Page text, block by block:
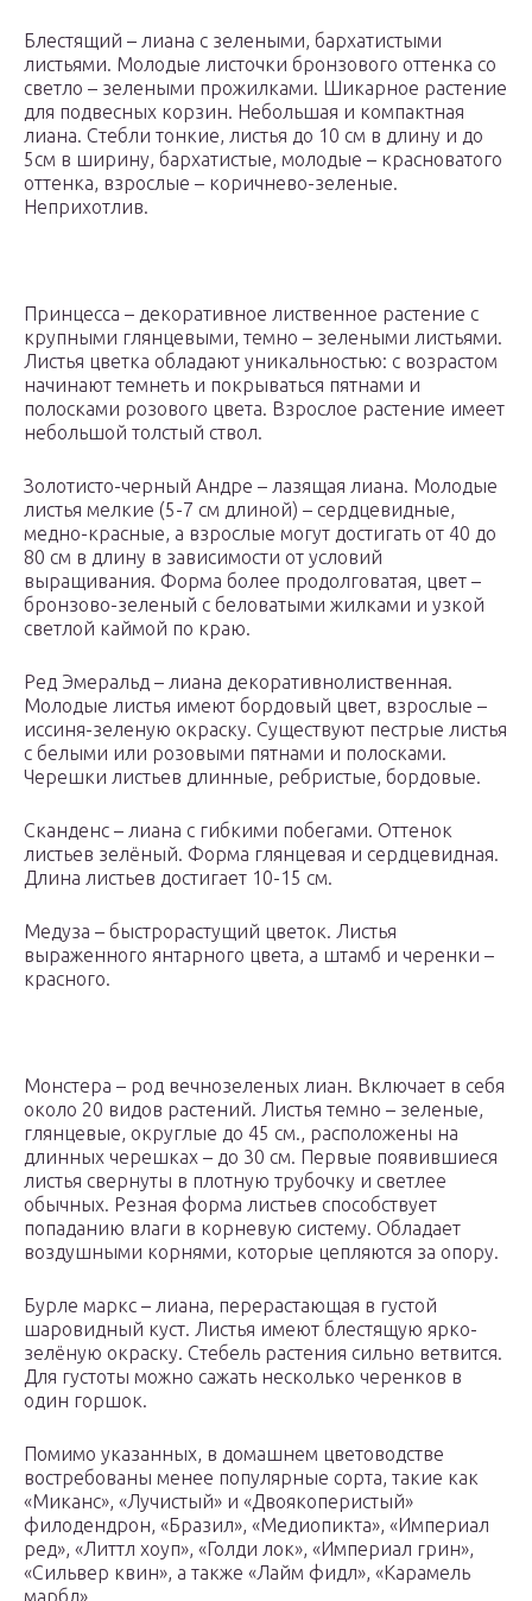
Блестящий – лиана с зелеными, бархатистыми
листьями. Молодые листочки бронзового оттенка со
светло – зелеными прожилками. Шикарное растение
для подвесных корзин. Небольшая и компактная
лиана. Стебли тонкие, листья до 10 см в длину и до
5см в ширину, бархатистые, молодые – красноватого
оттенка, взрослые – коричнево-зеленые.
Неприхотлив.
Принцесса – декоративное лиственное растение с
крупными глянцевыми, темно – зелеными листьями.
Листья цветка обладают уникальностью: с возрастом
начинают темнеть и покрываться пятнами и
полосками розового цвета. Взрослое растение имеет
небольшой толстый ствол.
Золотисто-черный Андре – лазящая лиана. Молодые
листья мелкие (5-7 см длиной) – сердцевидные,
медно-красные, а взрослые могут достигать от 40 до
80 см в длину в зависимости от условий
выращивания. Форма более продолговатая, цвет –
бронзово-зеленый с беловатыми жилками и узкой
светлой каймой по краю.
Ред Эмеральд – лиана декоративнолиственная.
Молодые листья имеют бордовый цвет, взрослые –
иссиня-зеленую окраску. Существуют пестрые листья
с белыми или розовыми пятнами и полосками.
Черешки листьев длинные, ребристые, бордовые.
Сканденс – лиана с гибкими побегами. Оттенок
листьев зелёный. Форма глянцевая и сердцевидная.
Длина листьев достигает 10-15 см.
Медуза – быстрорастущий цветок. Листья
выраженного янтарного цвета, а штамб и черенки –
красного.
Монстера – род вечнозеленых лиан. Включает в себя
около 20 видов растений. Листья темно – зеленые,
глянцевые, округлые до 45 см., расположены на
длинных черешках – до 30 см. Первые появившиеся
листья свернуты в плотную трубочку и светлее
обычных. Резная форма листьев способствует
попаданию влаги в корневую систему. Обладает
воздушными корнями, которые цепляются за опору.
Бурле маркс – лиана, перерастающая в густой
шаровидный куст. Листья имеют блестящую ярко-
зелёную окраску. Стебель растения сильно ветвится.
Для густоты можно сажать несколько черенков в
один горшок.
Помимо указанных, в домашнем цветоводстве
востребованы менее популярные сорта, такие как
«Миканс», «Лучистый» и «Двоякоперистый»
филодендрон, «Бразил», «Медиопикта», «Империал
ред», «Литтл хоуп», «Голди лок», «Империал грин»,
«Сильвер квин», а также «Лайм фидл», «Карамель
марбл».